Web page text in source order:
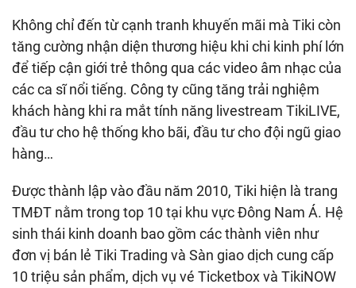
Không chỉ đến từ cạnh tranh khuyến mãi mà Tiki còn
tăng cường nhận diện thương hiệu khi chi kinh phí lớn
để tiếp cận giới trẻ thông qua các video âm nhạc của
các ca sĩ nổi tiếng. Công ty cũng tăng trải nghiệm
khách hàng khi ra mắt tính năng livestream TikiLIVE,
đầu tư cho hệ thống kho bãi, đầu tư cho đội ngũ giao
hàng…
Được thành lập vào đầu năm 2010, Tiki hiện là trang
TMĐT nằm trong top 10 tại khu vực Đông Nam Á. Hệ
sinh thái kinh doanh bao gồm các thành viên như
đơn vị bán lẻ Tiki Trading và Sàn giao dịch cung cấp
10 triệu sản phẩm, dịch vụ vé Ticketbox và TikiNOW